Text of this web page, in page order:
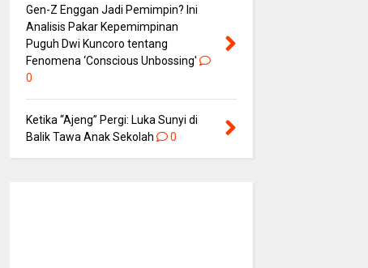
Gen-Z Enggan Jadi Pemimpin? Ini
Analisis Pakar Kepemimpinan
Puguh Dwi Kuncoro tentang
Fenomena ‘Conscious Unbossing'
0
Ketika “Ajeng” Pergi: Luka Sunyi di
Balik Tawa Anak Sekolah
0